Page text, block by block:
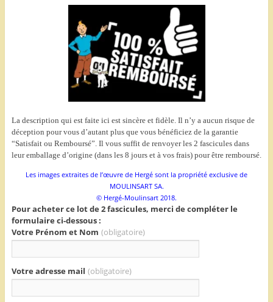
La description qui est faite ici est sincère et fidèle. Il n’y a aucun risque de
déception pour vous d’autant plus que vous bénéficiez de la garantie
“Satisfait ou Remboursé”. Il vous suffit de renvoyer les 2 fascicules dans
leur emballage d’origine (dans les 8 jours et à vos frais) pour être remboursé.
Les images extraites de l’œuvre de Hergé sont la propriété exclusive de
MOULINSART SA.
© Hergé-Moulinsart 2018.
Pour acheter ce lot de 2 fascicules, merci de compléter le
formulaire ci-dessous :
Votre Prénom et Nom (obligatoire)
Votre adresse mail (obligatoire)